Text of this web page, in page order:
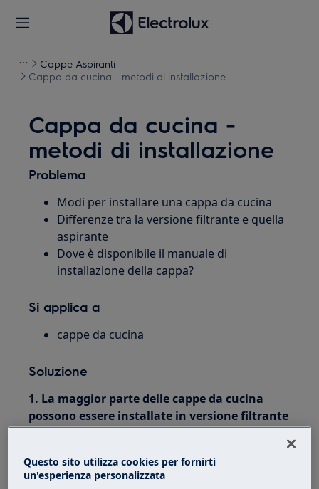
Cappe Aspiranti
Cappa da cucina - metodi di installazione
Cappa da cucina -
metodi di installazione
Problema
Modi per installare una cappa da cucina
Differenze tra la versione filtrante e quella
aspirante
Dove è disponibile il manuale di
installazione della cappa?
Si applica a
cappe da cucina
Soluzione
1. La maggior parte delle cappe da cucina
possono essere installate in versione filtrante
o aspirante.
All'inizio dovresti determinare il tipo di
installazione.
Questo sito utilizza cookies per fornirti
un'esperienza personalizzata